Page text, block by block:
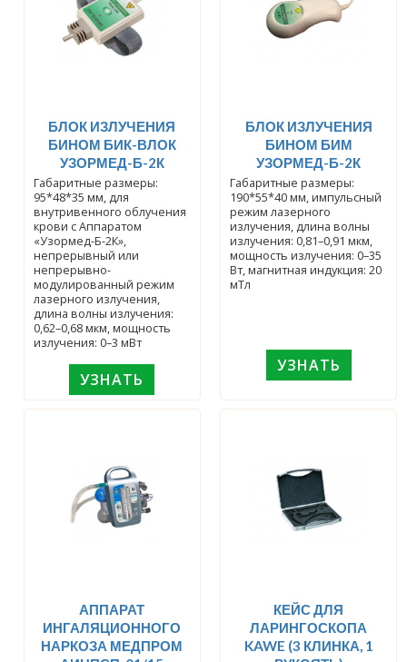
БЛОК ИЗЛУЧЕНИЯ
БИНОМ БИК-ВЛОК
УЗОРМЕД-Б-2К
Габаритные размеры:
95*48*35 мм, для
внутривенного облучения
крови с Аппаратом
«Узормед-Б-2К»,
непрерывный или
непрерывно-
модулированный режим
лазерного излучения,
длина волны излучения:
0,62–0,68 мкм, мощность
излучения: 0–3 мВт
УЗНАТЬ
БЛОК ИЗЛУЧЕНИЯ
БИНОМ БИМ
УЗОРМЕД-Б-2К
Габаритные размеры:
190*55*40 мм, импульсный
режим лазерного
излучения, длина волны
излучения: 0,81–0,91 мкм,
мощность излучения: 0–35
Вт, магнитная индукция: 20
мТл
УЗНАТЬ
АППАРАТ
ИНГАЛЯЦИОННОГО
НАРКОЗА МЕДПРОМ
КЕЙС ДЛЯ
ЛАРИНГОСКОПА
KAWE (3 КЛИНКА, 1